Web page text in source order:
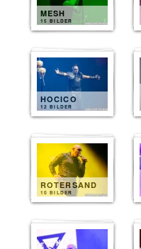
MESH
15 BILDER
HOCICO
12 BILDER
ROTERSAND
10 BILDER